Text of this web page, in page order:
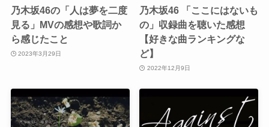
乃木坂46の「人は夢を二度
見る」MVの感想や歌詞か
ら感じたこと
2023年3月29日
乃木坂46 「ここにはないも
の」収録曲を聴いた感想
【好きな曲ランキングな
ど】
2022年12月9日